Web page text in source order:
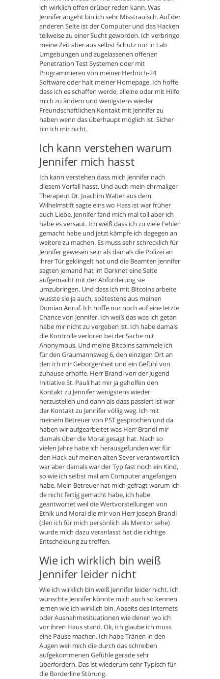
ich wirklich offen drüber reden kann. Was
Jennifer angeht bin ich sehr Misstrauisch. Auf der
anderen Seite ist der Computer und das Hacken
teilweise zu einer Sucht geworden. Ich verbringe
meine Zeit aber aus selbst Schutz nur in Lab
Umgebungen und zugelassenen offenen
Penetration Test Systemen oder mit
Programmieren von meiner Herbrich-24
Software oder halt meiner Homepage. Ich hoffe
dass ich es schaffen werde, alleine oder mit Hilfe
mich zu ändern und wenigstens wieder
Freundschaftlichen Kontakt mit Jennifer zu
haben wenn das überhaupt möglich ist. Sicher
bin ich mir nicht.
Ich kann verstehen warum
Jennifer mich hasst
Ich kann verstehen dass mich Jennifer nach
diesem Vorfall hasst. Und auch mein ehrmaliger
Therapeut Dr. Joachim Walter aus dem
Wilhelmstift sagte eins wo Hass ist war früher
auch Liebe. Jennifer fand mich mal toll aber ich
habe es versaut. Ich weiß dass ich zu viele Fehler
gemacht habe und jetzt kämpfe ich dagegen an
weitere zu machen. Es muss sehr schrecklich für
Jennifer gewesen sein als damals die Polizei an
ihrer Tür geklingelt hat und die Beamten Jennifer
sagten jemand hat im Darknet eine Seite
aufgemacht mit der Abforderung sie
umzubringen. Und dass ich mit Bitcoins arbeite
wusste sie ja auch, spätestens aus meinen
Domian Anruf. Ich hoffe nur noch auf eine letzte
Chance von Jennifer. Ich weiß das was ich getan
habe mir nicht zu vergeben ist. Ich habe damals
die Kontrolle verloren bei der Sache mit
Anonymous. Und meine Bitcoins sammele ich
für den Graumannsweg 6, den einzigen Ort an
den ich mir Geborgenheit und ein Gefühl von
zuhause erhoffe. Herr Brandl von der Jugend
Initiative St. Pauli hat mir ja geholfen den
Kontakt zu Jennifer wenigstens wieder
herzustellen und dann als dass passiert ist war
der Kontakt zu Jennifer völlig weg. Ich mit
meinem Betreuer von PST gesprochen und da
haben wir aufgearbeitet was Herr Brandl mir
damals über die Moral gesagt hat. Nach so
vielen Jahre habe ich herausgefunden wer für
den Hack auf meinen alten Sever verantwortlich
war aber damals war der Typ fast noch ein Kind,
so wie ich selbst mal am Computer angefangen
habe. Mein Betreuer hat mich gefragt warum ich
de nicht fertig gemacht habe, ich habe
geantwortet weil die Wertvorstellungen von
Ethik und Moral die mir von Herr Joseph Brandl
(den ich für mich persönlich als Mentor sehe)
wurde mich dazu veranlasst hat die richtige
Entscheidung zu treffen.
Wie ich wirklich bin weiß
Jennifer leider nicht
Wie ich wirklich bin weiß Jennifer leider nicht. Ich
wünschte Jennifer könnte mich auch so kennen
lernen wie ich wirklich bin. Abseits des Internets
oder Ausnahmesituationen wie denen wo ich
vor ihren Haus stand. Ok, ich glaube ich muss
eine Pause machen. Ich habe Tränen in den
Augen weil mich die durch das schreiben
aufgekommenen Gefühle gerade sehr
überfordern. Das ist wiederum sehr Typisch für
die Borderline Störung.